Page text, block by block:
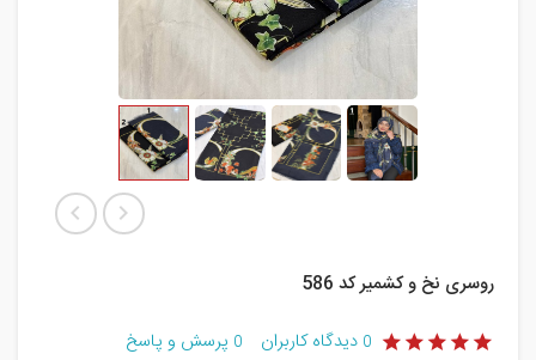
روسری نخ و کشمیر کد 586
0 دیدگاه کاربران 0 پرسش و پاسخ